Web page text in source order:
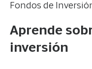
Fondos de
Aprende
inversión